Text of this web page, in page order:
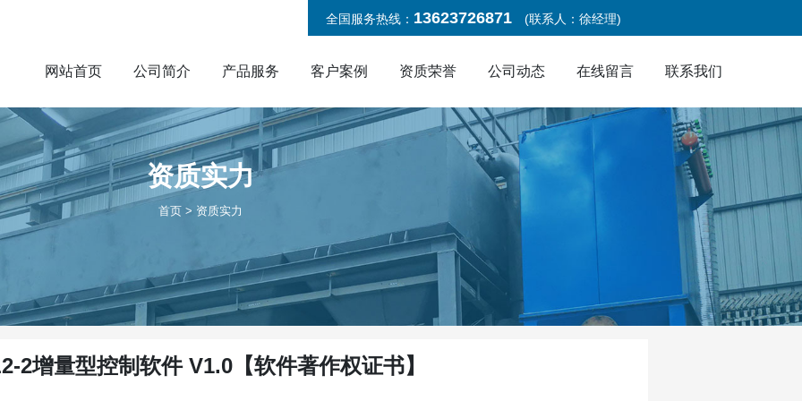
全国服务热线： 13623726871 (联系人：徐经理)
网站首页 公司简介 产品服务 客户案例 资质荣誉 公司动态 在线留言 联系我们
资质实力
首页 > 资质实力
2增量型控制软件 V1.0【软件著作权证书】